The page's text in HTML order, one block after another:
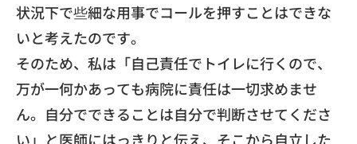
状況下で些細な用事でコールを押すことはできな
いと考えたのです。
​そのため、私は「自己責任でトイレに行くので、
万が一何かあっても病院に責任は一切求めませ
ん。自分でできることは自分で判断させてくださ
い」と医師にはっきりと伝え、そこから自立した